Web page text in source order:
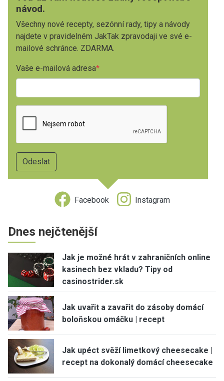
návod.
Všechny nové recepty, sezónní rady, tipy a návody
najdete v pravidelném JakTak zpravodaji ve své e-
mailové schránce. ZDARMA.
Vaše e-mailová adresa
Facebook Instagram
Dnes nejčtenější
Jak je možné hrát v zahraničních online
kasinech bez vkladu? Tipy od
casinostrider.sk
Jak uvařit a zavařit do zásoby domácí
boloňskou omáčku | recept
Jak upéct svěží limetkový cheesecake |
recept na dokonalý domácí cheesecake